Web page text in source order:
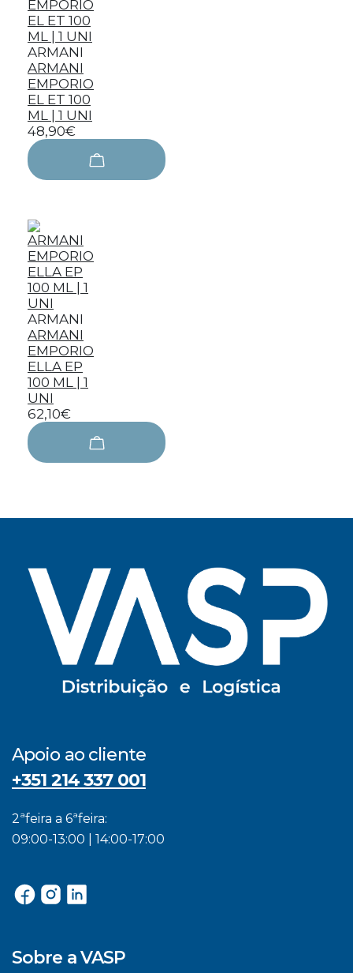
ARMANI
ARMANI
EMPORIO
EL ET 100
ML | 1 UNI
48,90€
ARMANI
ARMANI
EMPORIO
ELLA EP
100 ML | 1
UNI
62,10€
Apoio ao cliente
+351 214 337 001
2ªfeira a 6ªfeira:
09:00-13:00 | 14:00-17:00
Sobre a VASP